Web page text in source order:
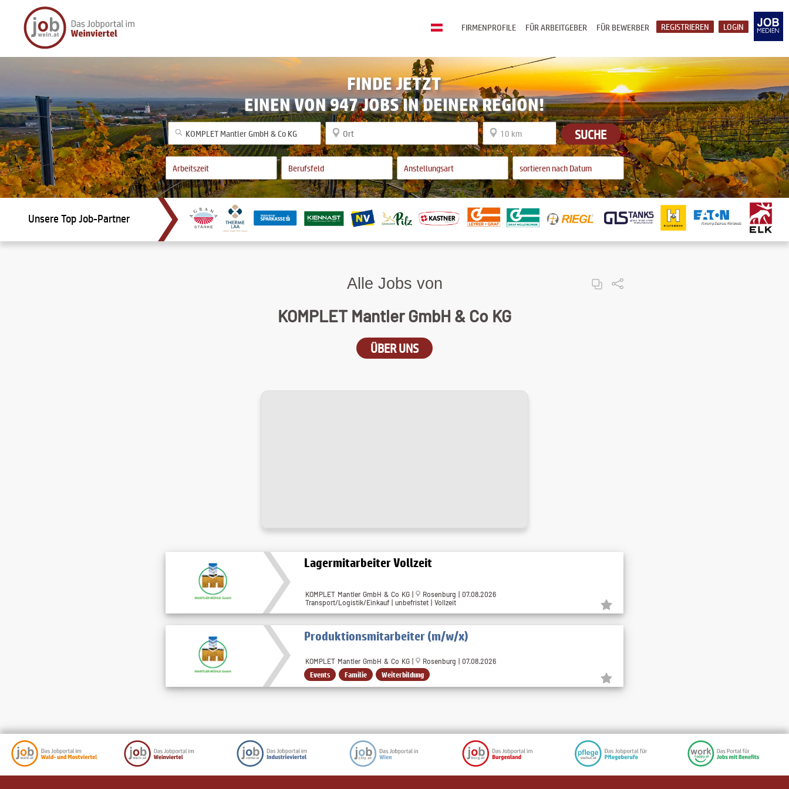
LOGIN
REGISTRIEREN
FÜR BEWERBER
FÜR ARBEITGEBER
FIRMENPROFILE
FINDE JETZT
EINEN VON 947 JOBS IN DEINER REGION!
SUCHE
Unsere Top Job-Partner
Alle Jobs von
KOMPLET Mantler GmbH & Co KG
ÜBER UNS
Lagermitarbeiter Vollzeit
KOMPLET Mantler GmbH & Co KG |
Rosenburg | 07.08.2026
Transport/Logistik/Einkauf | unbefristet | Vollzeit
Produktionsmitarbeiter (m/w/x)
KOMPLET Mantler GmbH & Co KG | Rosenburg | 07.08.2026
Events Familie Weiterbildung